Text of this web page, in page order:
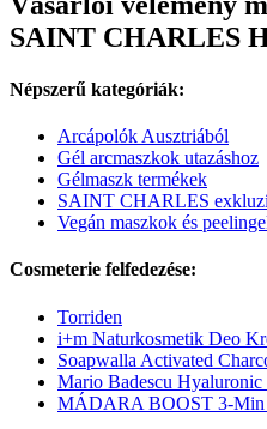
SAINT CHARLES
Népszerű kategóriák:
Arcápolók Ausztriából
Gél arcmaszkok utazáshoz
Gélmaszk termékek
SAINT CHARLES
Vegán maszkok és
Cosmeterie felfedezése:
Torriden
i+m Naturkosmetik Deo
Soapwalla Activated
Mario Badescu
MÁDARA BOOST 3-Min